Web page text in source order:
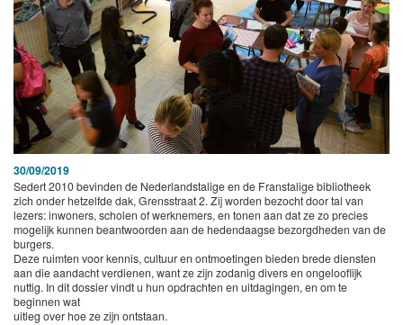
30/09/2019
Sedert 2010 bevinden de Nederlandstalige en de Franstalige bibliotheek
zich onder hetzelfde dak, Grensstraat 2. Zij worden bezocht door tal van
lezers: inwoners, scholen of werknemers, en tonen aan dat ze zo precies
mogelijk kunnen beantwoorden aan de hedendaagse bezorgdheden van de
burgers.
Deze ruimten voor kennis, cultuur en ontmoetingen bieden brede diensten
aan die aandacht verdienen, want ze zijn zodanig divers en ongelooflijk
nuttig. In dit dossier vindt u hun opdrachten en uitdagingen, en om te
beginnen wat
uitleg over hoe ze zijn ontstaan.